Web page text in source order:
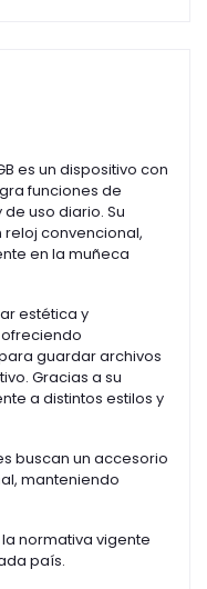
es un dispositivo con
funciones de
uso diario. Su
convencional,
en la muñeca
estética y
guardar archivos
Gracias a su
a distintos estilos y
buscan un accesorio
manteniendo
normativa vigente
país.